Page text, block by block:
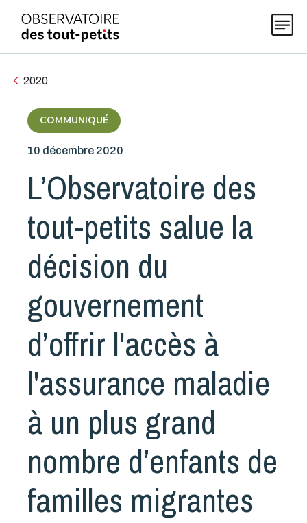
Thématiques
Explorer les données 0-5
Publications
Actualités
À propos
2020
COMMUNIQUÉ
10 décembre 2020
L’Observatoire des
tout-petits salue la
décision du
gouvernement
d’offrir l'accès à
l'assurance maladie
à un plus grand
nombre d’enfants de
familles migrantes